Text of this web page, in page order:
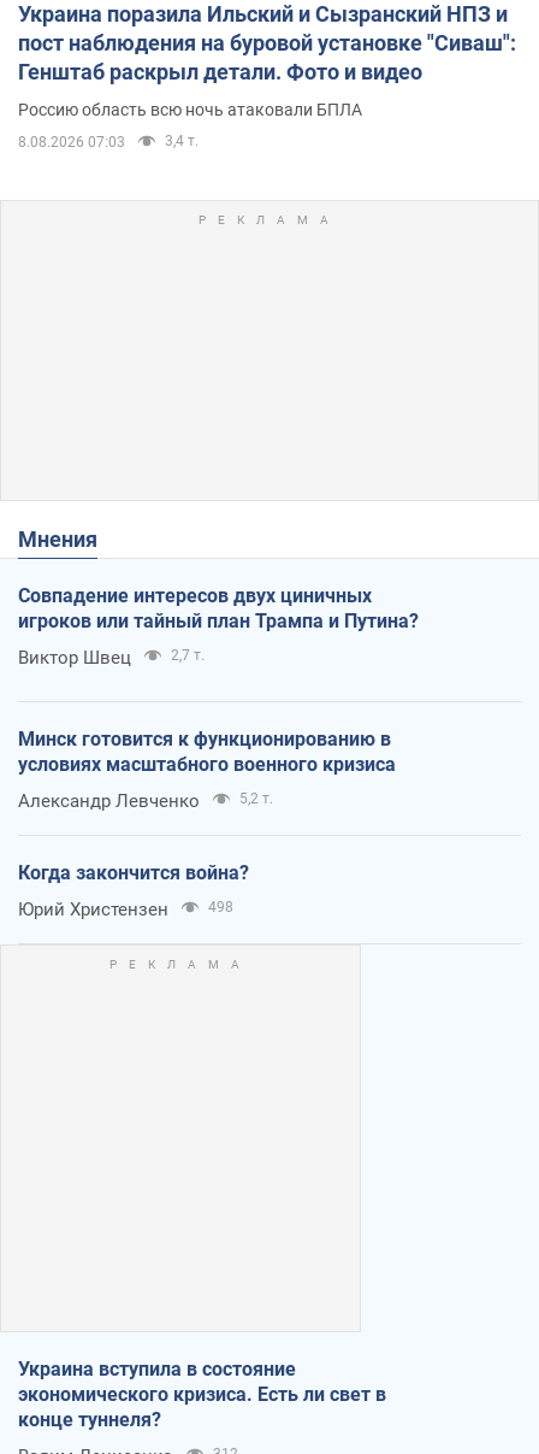
Украина поразила Ильский и Сызранский НПЗ и
пост наблюдения на буровой установке "Сиваш":
Генштаб раскрыл детали. Фото и видео
Россию область всю ночь атаковали БПЛА
8.08.2026 07:03 3,4 т.
Мнения
Совпадение интересов двух циничных
игроков или тайный план Трампа и Путина?
Виктор Швец 2,7 т.
Минск готовится к функционированию в
условиях масштабного военного кризиса
Александр Левченко 5,2 т.
Когда закончится война?
Юрий Христензен 498
Украина вступила в состояние
экономического кризиса. Есть ли свет в
конце туннеля?